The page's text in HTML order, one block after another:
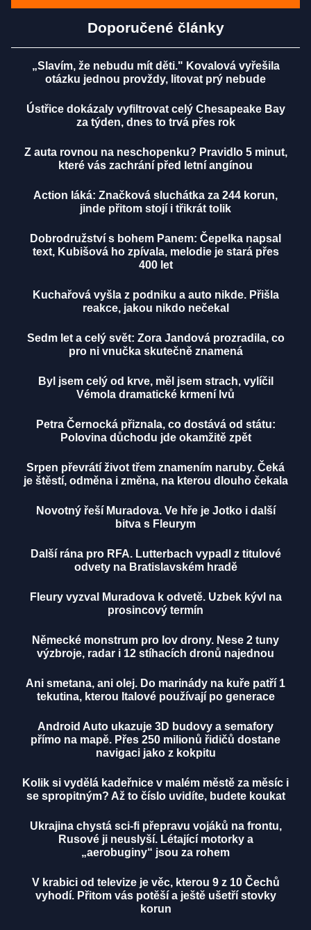
Doporučené články
„Slavím, že nebudu mít děti." Kovalová vyřešila
otázku jednou provždy, litovat prý nebude
Ústřice dokázaly vyfiltrovat celý Chesapeake Bay
za týden, dnes to trvá přes rok
Z auta rovnou na neschopenku? Pravidlo 5 minut,
které vás zachrání před letní angínou
Action láká: Značková sluchátka za 244 korun,
jinde přitom stojí i třikrát tolik
Dobrodružství s bohem Panem: Čepelka napsal
text, Kubišová ho zpívala, melodie je stará přes
400 let
Kuchařová vyšla z podniku a auto nikde. Přišla
reakce, jakou nikdo nečekal
Sedm let a celý svět: Zora Jandová prozradila, co
pro ni vnučka skutečně znamená
Byl jsem celý od krve, měl jsem strach, vylíčil
Vémola dramatické krmení lvů
Petra Černocká přiznala, co dostává od státu:
Polovina důchodu jde okamžitě zpět
Srpen převrátí život třem znamením naruby. Čeká
je štěstí, odměna i změna, na kterou dlouho čekala
Novotný řeší Muradova. Ve hře je Jotko i další
bitva s Fleurym
Další rána pro RFA. Lutterbach vypadl z titulové
odvety na Bratislavském hradě
Fleury vyzval Muradova k odvetě. Uzbek kývl na
prosincový termín
Německé monstrum pro lov drony. Nese 2 tuny
výzbroje, radar i 12 stíhacích dronů najednou
Ani smetana, ani olej. Do marinády na kuře patří 1
tekutina, kterou Italové používají po generace
Android Auto ukazuje 3D budovy a semafory
přímo na mapě. Přes 250 milionů řidičů dostane
navigaci jako z kokpitu
Kolik si vydělá kadeřnice v malém městě za měsíc i
se spropitným? Až to číslo uvidíte, budete koukat
Ukrajina chystá sci-fi přepravu vojáků na frontu,
Rusové ji neuslyší. Létající motorky a
„aerobuginy“ jsou za rohem
V krabici od televize je věc, kterou 9 z 10 Čechů
vyhodí. Přitom vás potěší a ještě ušetří stovky
korun